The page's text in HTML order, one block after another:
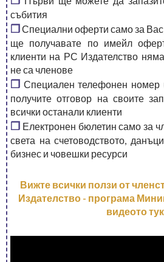
събития
❒Специални оферти само за
ще получавате по имейл
клиенти на РС Издателство
не са членове
❒ Специален телефонен номер
получите отговор на своите
всички останали клиенти
❒ Електронен бюлетин само за
света на счетоводството,
бизнес и човешки ресурси
Вижте всички ползи от
Издателство - програма
видеото